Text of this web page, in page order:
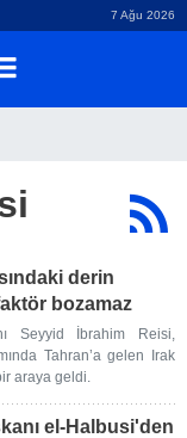
7 Ağu 2026
derin
bozamaz
Seyyid İbrahim Reisi,
Tahran’a gelen Irak
araya geldi.
el-Halbusi'den